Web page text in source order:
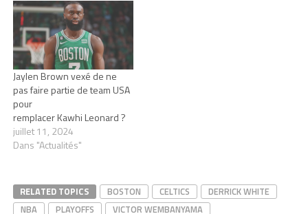
Jaylen Brown vexé de ne
pas faire partie de team USA
pour
remplacer Kawhi Leonard ?
juillet 11, 2024
Dans "Actualités"
RELATED TOPICS BOSTON CELTICS
DERRICK WHITE
NBA
PLAYOFFS VICTOR WEMBANYAMA